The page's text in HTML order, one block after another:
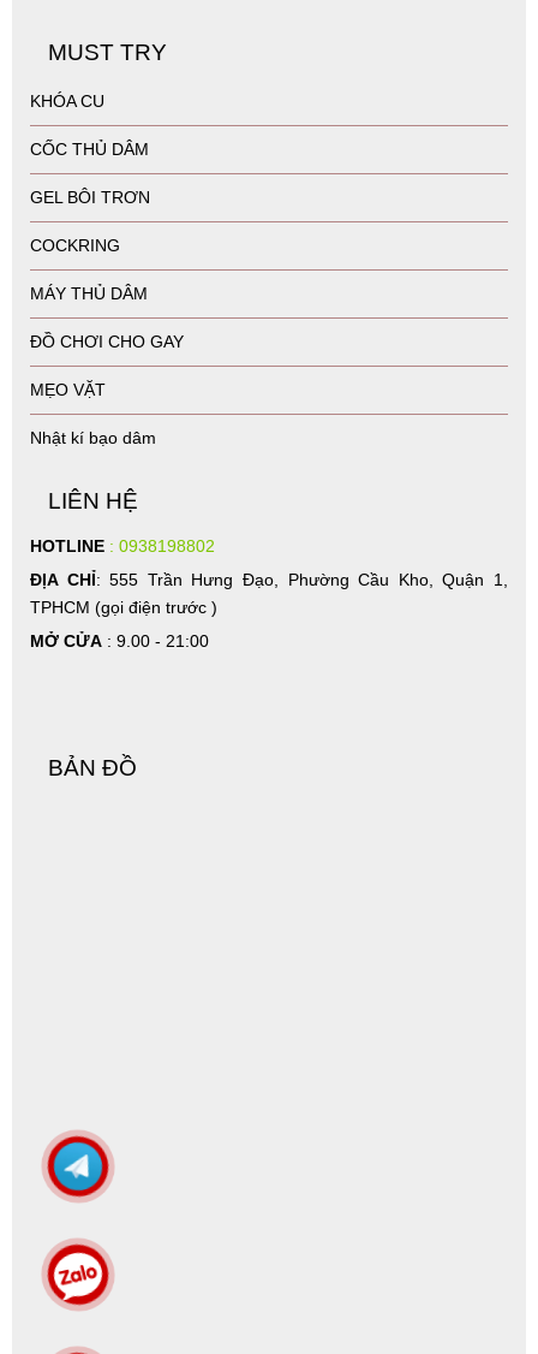
MUST TRY
KHÓA CU
CỐC THỦ DÂM
GEL BÔI TRƠN
COCKRING
MÁY THỦ DÂM
ĐỒ CHƠI CHO GAY
MẸO VẶT
Nhật kí bạo dâm
LIÊN HỆ
HOTLINE : 0938198802
ĐỊA CHỈ: 555 Trần Hưng Đạo, Phường Cầu Kho, Quận 1,
TPHCM (gọi điện trước )
MỞ CỬA : 9.00 - 21:00
BẢN ĐỒ